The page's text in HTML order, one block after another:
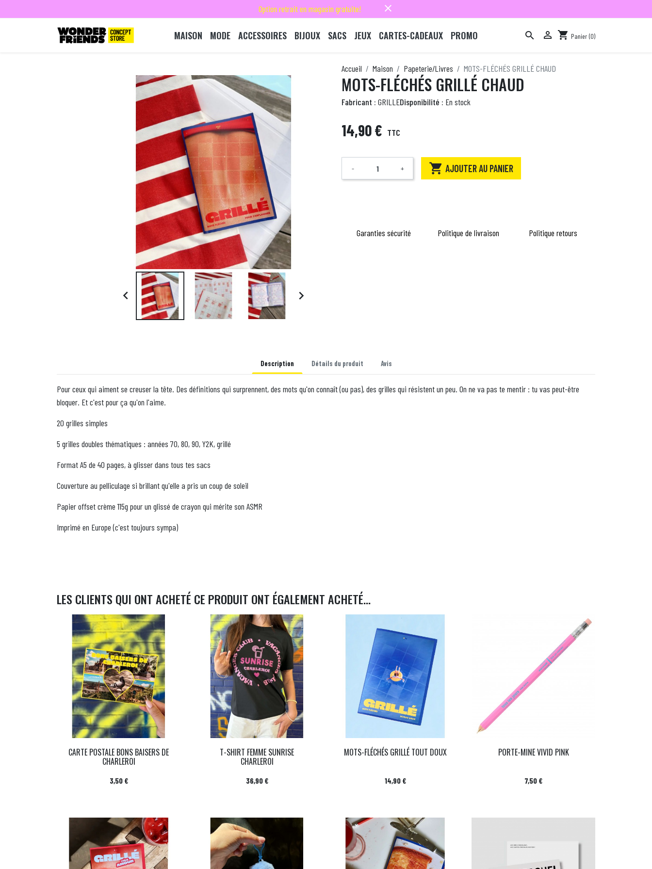
Option retrait en magasin gratuite! close
MAISON MODE ACCESSOIRES BIJOUX SACS JEUX CARTES-CADEAUX PROMO   shopping_cart Panier (0)
Accueil Maison Papeterie/Livres MOTS-FLÉCHÉS GRILLÉ CHAUD
 
MOTS-FLÉCHÉS GRILLÉ CHAUD
Fabricant : GRILLEDisponibilité : En stock
14,90 € TTC
Quantité
- +  AJOUTER AU PANIER
Garanties sécurité Politique de livraison Politique retours
Description Détails du produit Avis
Pour ceux qui aiment se creuser la tête. Des définitions qui surprennent, des mots qu'on connaît (ou pas), des grilles qui résistent un peu. On ne va pas te mentir : tu vas peut-être
bloquer. Et c'est pour ça qu'on l'aime.
20 grilles simples
5 grilles doubles thématiques : années 70, 80, 90, Y2K, grillé
Format A5 de 40 pages, à glisser dans tous tes sacs
Couverture au pelliculage si brillant qu'elle a pris un coup de soleil
Papier offset crème 115g pour un glissé de crayon qui mérite son ASMR
Imprimé en Europe (c'est toujours sympa)
LES CLIENTS QUI ONT ACHETÉ CE PRODUIT ONT ÉGALEMENT ACHETÉ...
CARTE POSTALE BONS BAISERS DE
CHARLEROI
Prix
3,50 €
T-SHIRT FEMME SUNRISE
CHARLEROI
Prix
36,90 €
MOTS-FLÉCHÉS GRILLÉ TOUT DOUX
Prix
14,90 €
PORTE-MINE VIVID PINK
Prix
7,50 €